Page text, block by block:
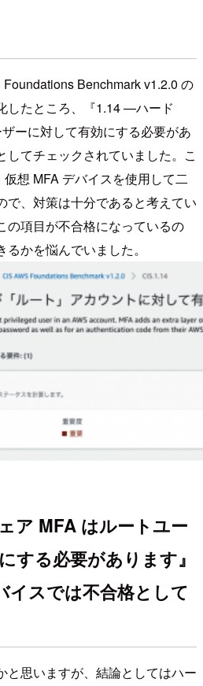
Benchmark v1.2.0 の
したところ、『1.14 —ハード
ーに対して有効にする必要があ
してチェックされていました。こ
想 MFA デバイスを使用して二
で、対策は十分であると考えてい
の項目が不合格になっているの
かを悩んでいました。
ア MFA はルートユー
する必要があります』
イスでは不合格として
と思いますが、結論としてはハー